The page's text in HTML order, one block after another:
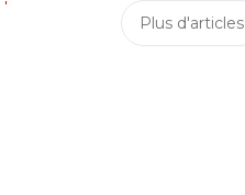
Plus d'articles